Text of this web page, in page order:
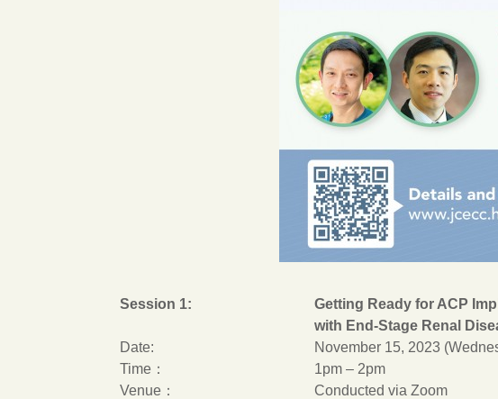
Session 1:
Getting Ready for ACP
with End-Stage Renal
Date:
November 15, 2023
Time：
1pm – 2pm
Venue：
Conducted via Zoom